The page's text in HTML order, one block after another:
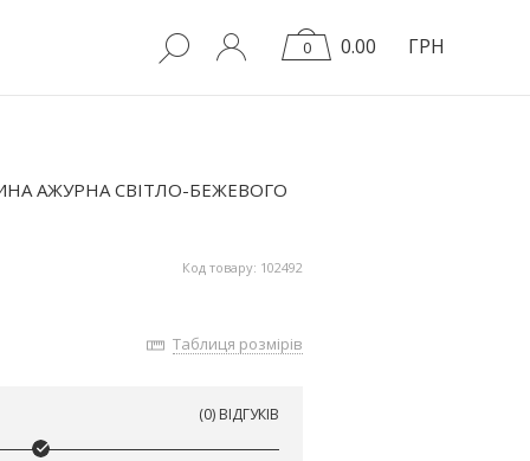
0 0.00 ГРН
АЖУРНА СВІТЛО-БЕЖЕВОГО
Код товару: 102492
Таблиця розмірів
(0) ВІДГУКІВ